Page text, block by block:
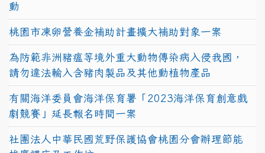
動
桃園市凍卵營養金補助計畫擴大補助對象一案
為防範非洲豬瘟等境外重大動物傳染病入侵我國，
請勿違法輸入含豬肉製品及其他動植物產品
有關海洋委員會海洋保育署「2023海洋保育創意戲
劇競賽」延長報名時間一案
社團法人中華民國荒野保護協會桃園分會辦理節能